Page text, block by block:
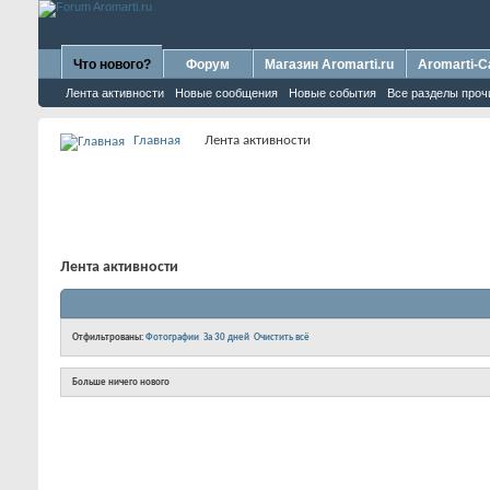
Что нового?
Лента активности Новые сообщения Новые события Все разделы
Форум Магазин Aromarti.ru Aromarti-
Главная Лента активности
Лента активности
Отфильтрованы: Фотографии За 30 дней Очистить всё
Больше ничего нового